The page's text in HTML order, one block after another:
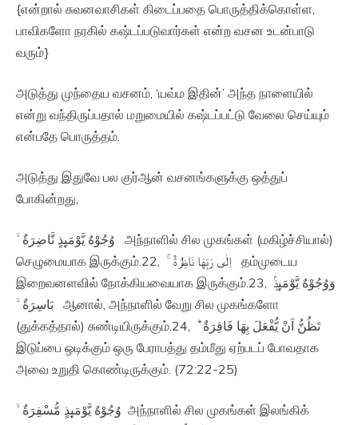
{என்றால் சுவனவாசிகள் கிடைப்பதை பொருத்திக்கொள்ள,
பாவிகளோ நரகில் கஷ்டப்படுவார்கள் என்ற வசன உடன்பாடு
வரும்}
அடுத்து முந்தைய வசனம், ‘யவ்ம இதின்’ அந்த நாளையில்
என்று வந்திருப்பதால் மறுமையில் கஷ்டப்பட்டு வேலை செய்யும்
என்பதே பொருத்தம்.
அடுத்து இதுவே பல குர்ஆன் வசனங்களுக்கு ஒத்துப்
போகின்றது,
وُجُوْهٌ يَّوْمَٮِٕذٍ نَّاضِرَةٌ ۙ‏ அந்நாளில் சில முகங்கள் (மகிழ்ச்சியால்)
செழுமையாக இருக்கும்.22, اِلٰى رَبِّهَا نَاظِرَةٌ‌ ۚ‏ தம்முடைய
இறைவனளவில் நோக்கியவையாக இருக்கும்.23, وَوُجُوْهٌ يَّوْمَٮِٕذٍۢ
بَاسِرَةٌ ۙ‏ ஆனால், அந்நாளில் வேறு சில முகங்களோ
(துக்கத்தால்) சுண்டியிருக்கும்.24, تَظُنُّ اَنْ يُّفْعَلَ بِهَا فَاقِرَةٌ ؕ‏
இடுப்பை ஒடிக்கும் ஒரு பேராபத்து தம்மீது ஏற்படப் போவதாக
அவை உறுதி கொண்டிருக்கும். (72:22-25)
وُجُوْهٌ يَّوْمَٮِٕذٍ مُّسْفِرَةٌ ۙ‏ அந்நாளில் சில முகங்கள் இலங்கிக்